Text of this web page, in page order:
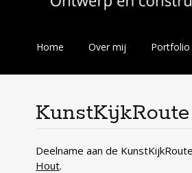
Skip
content
Home Over mij Portfolio
Deelname aan de
Hout.